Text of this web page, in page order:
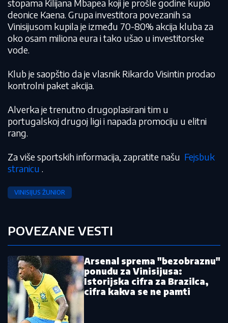
stopama Kilijana Mbapea koji je prošle godine kupio
deonice Kaena. Grupa investitora povezanih sa
Vinisijusom kupila je između 70-80% akcija kluba za
oko osam miliona eura i tako ušao u investitorske
vode.
Klub je saopštio da je vlasnik Rikardo Visintin prodao
kontrolni paket akcija.
Alverka je trenutno drugoplasirani tim u
portugalskoj drugoj ligi i napada promociju u elitni
rang.
Za više sportskih informacija, zapratite našu Fejsbuk
stranicu .
VINISIJUS ŽUNIOR
POVEZANE VESTI
Arsenal sprema "bezobraznu"
ponudu za Vinisijusa:
Istorijska cifra za Brazilca,
cifra kakva se ne pamti